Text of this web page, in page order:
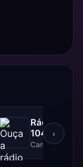
Rádio
104.1 FM
Campina
›